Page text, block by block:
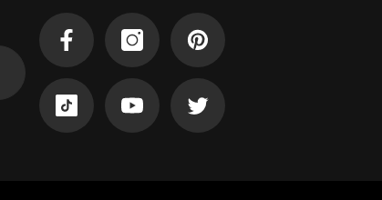
FacebookInstagramPinterest
TikTok YouTube Twitter